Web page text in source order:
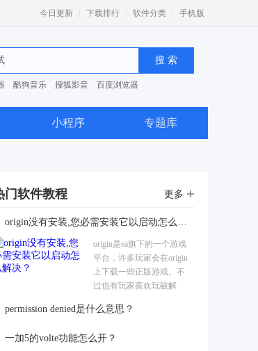
今日更新 下载排行 软件分类 手机版
酷狗音乐 搜狐影音
百度浏览器
小程序 专题库
门软件教程 更多
origin没有安装,您必需安装它以启动怎么解决？
origin是ea旗下的一个游戏
平台，许多玩家会在origin
上下载一些正版游戏。不
过也有玩家喜欢玩破解
的时候，会出现“origin没有
动”的错误提示。这时候应
permission denied是什么意思？
一加5的volte功能怎么开？